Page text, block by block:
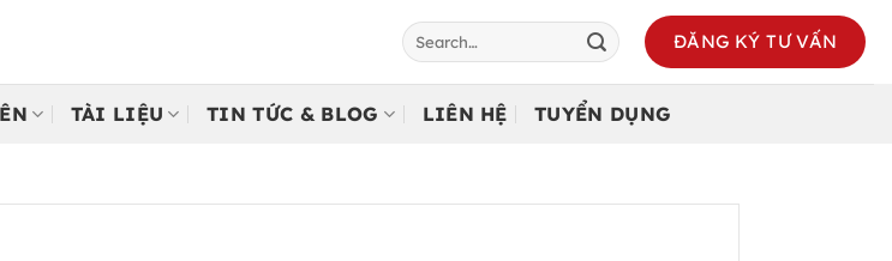
ĐĂNG KÝ TƯ VẤN
TÀI LIỆU TIN TỨC & BLOG LIÊN HỆ TUYỂN DỤNG